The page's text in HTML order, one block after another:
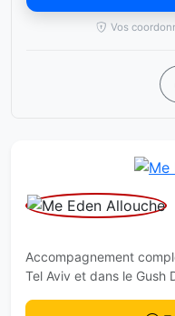
Vos
Accompagnement
Tel Aviv et dans le Gush